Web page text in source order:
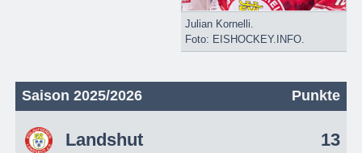
Julian Kornelli.
Foto: EISHOCKEY.INFO.
Saison 2025/2026 Punkte
Landshut 13